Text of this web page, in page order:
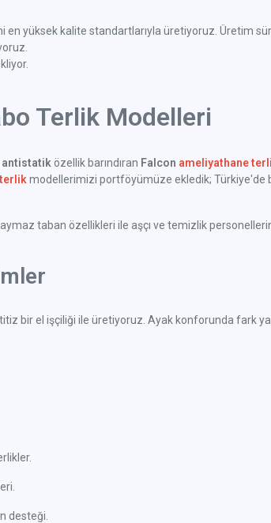
en yüksek kalite standartlarıyla üretiyoruz. Üretim
Terlik Modelleri
antistatik özellik barındıran Falcon ameliyathane
terlik modellerimizi portföyümüze ekledik; Türkiye'de
taban özellikleri ile aşçı ve temizlik
titiz bir el işçiliği ile üretiyoruz. Ayak konforunda fark
desteği.